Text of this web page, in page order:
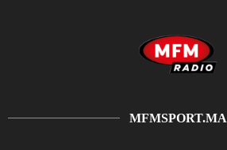
MFMSPORT.MA